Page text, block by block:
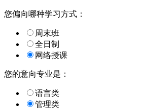
您偏向哪种学习方式：
周末班
全日制
网络授课
您的意向专业是：
语言类
管理类